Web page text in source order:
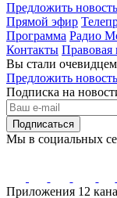
Предложить новость
Прямой эфир
Программа Радио
Контакты
Вы стали
Предложить новость
Подписка на
Подписаться
Мы в социальных
Приложения 12